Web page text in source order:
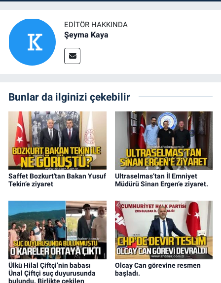
EDITÖR HAKKINDA
Şeyma Kaya
Bunlar da ilginizi çekebilir
Saffet Bozkurt'tan Bakan Yusuf
Tekin’e ziyaret
Ultraselmas’tan İl Emniyet
Müdürü Sinan Ergen’e ziyaret.
Ülkü Hilal Çiftçi’nin babası
Ünal Çiftçi suç duyurusunda
bulundu. Birlikte çekilen
Olcay Can görevine resmen
başladı.